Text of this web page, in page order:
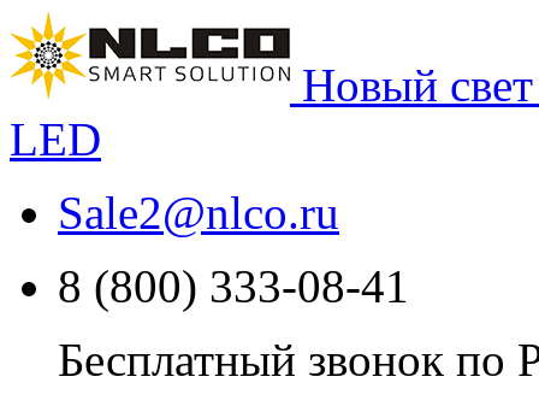
Новый
LED
Sale2@nlco.ru
8 (800) 333-08-41
Бесплатный звонок по